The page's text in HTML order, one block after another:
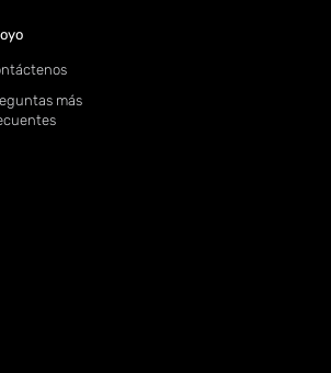
más